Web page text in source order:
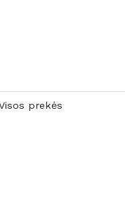
prekės